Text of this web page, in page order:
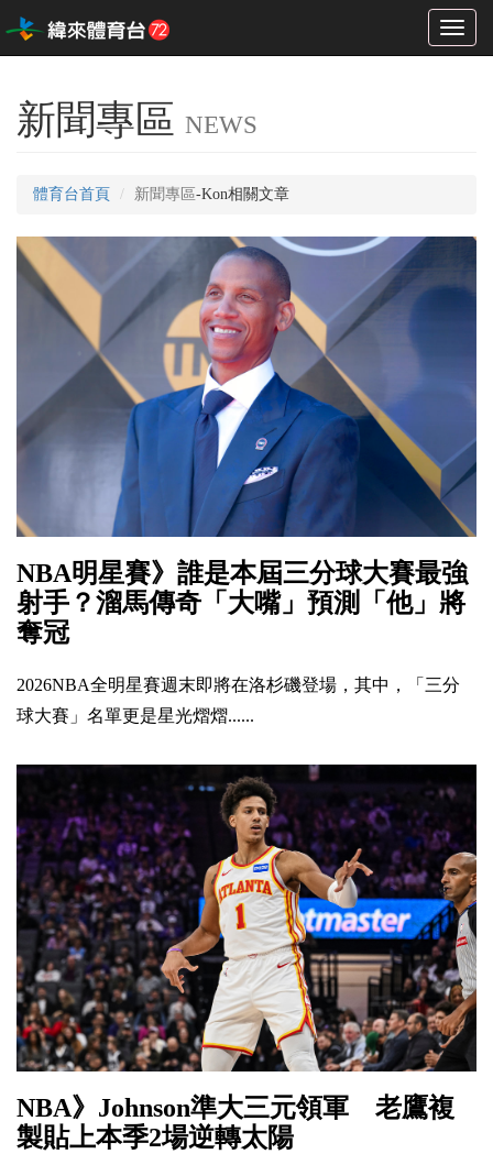
Toggle
新聞專區 NEWS
體育台首頁 新聞專區-Kon相關文章
NBA明星賽》誰是本屆三分球大賽最強
射手？溜馬傳奇「大嘴」預測「他」將
奪冠
2026NBA全明星賽週末即將在洛杉磯登場，其中，「三分
球大賽」名單更是星光熠熠......
NBA》Johnson準大三元領軍 老鷹複
製貼上本季2場逆轉太陽